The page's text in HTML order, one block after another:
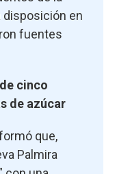
disposición en
fuentes
cinco
de azúcar
que,
Palmira